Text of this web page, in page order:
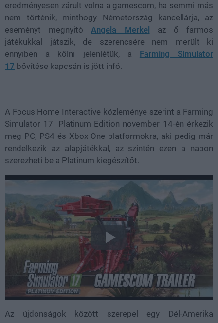
eredményesen zárult volna a gamescom, ha semmi más
nem történik, minthogy Németország kancellárja, az
eseményt megnyitóAngela Merkel
az ő farmos
játékukkal játszik, de szerencsére nem merült ki
ennyiben a kölni jelenlétük, a Farming Simulator
17 bővítése kapcsán is jött infó.
A Focus Home Interactive közleménye szerint a Farming
Simulator 17: Platinum Edition november 14-én érkezik
meg PC, PS4 és Xbox One platformokra, aki pedig már
rendelkezik az alapjátékkal, az szintén ezen a napon
szerezheti be a Platinum kiegészítőt.
Az újdonságok között szerepel egy Dél-Amerika